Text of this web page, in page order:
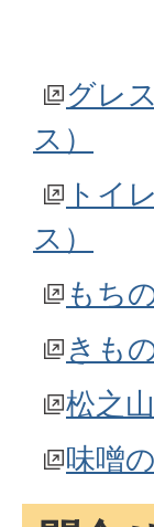
グレ
ス）
トイ
ス）
もち
きも
松之
味噌